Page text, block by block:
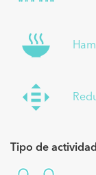
Tipo de actividad